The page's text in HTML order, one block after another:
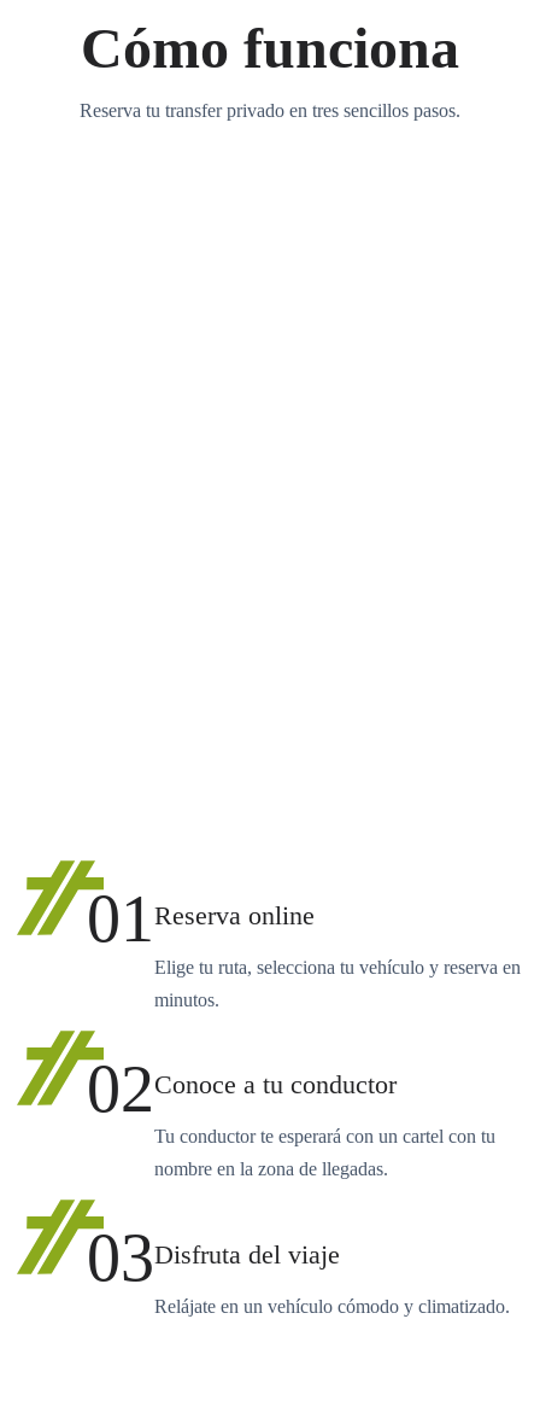
Cómo funciona
Reserva tu transfer privado en tres sencillos pasos.
01Reserva online
Elige tu ruta, selecciona tu vehículo y reserva en
minutos.
02Conoce a tu conductor
Tu conductor te esperará con un cartel con tu
nombre en la zona de llegadas.
03Disfruta del viaje
Relájate en un vehículo cómodo y climatizado.